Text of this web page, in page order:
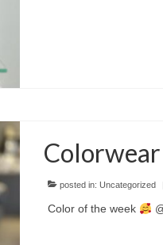
Colorwear
posted in: Uncategorized
Color of the week